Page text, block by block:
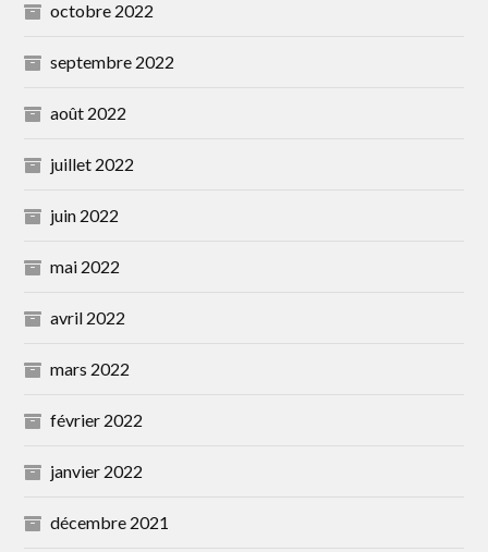
octobre 2022
septembre 2022
août 2022
juillet 2022
juin 2022
mai 2022
avril 2022
mars 2022
février 2022
janvier 2022
décembre 2021